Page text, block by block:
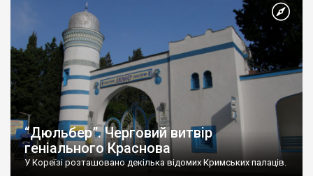
“Дюльбер”. Черговий витвір
геніального Краснова
У Кореїзі розташовано декілька відомих Кримських палаців.